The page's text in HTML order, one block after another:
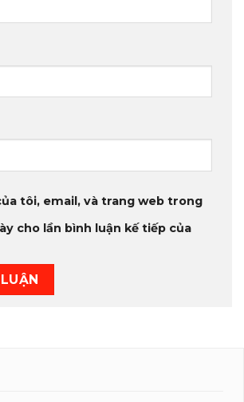
tôi, email, và trang web trong
cho lần bình luận kế tiếp của